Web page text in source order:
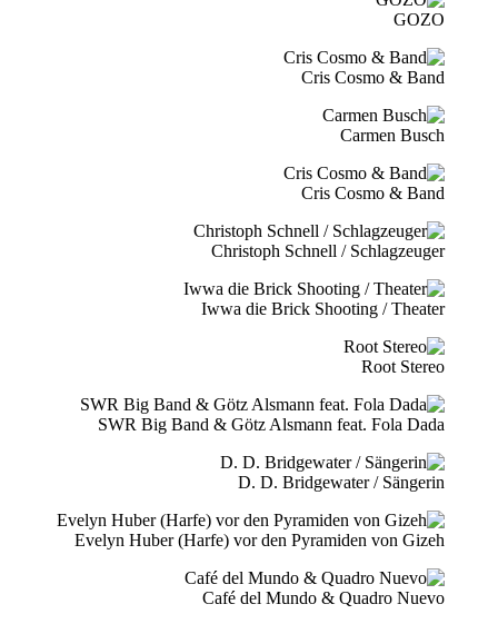
GOZO
Cris Cosmo & Band
Carmen Busch
Cris Cosmo & Band
Christoph Schnell / Schlagzeuger
Iwwa die Brick Shooting / Theater
Root Stereo
SWR Big Band & Götz Alsmann feat. Fola Dada
D. D. Bridgewater / Sängerin
Evelyn Huber (Harfe) vor den Pyramiden von Gizeh
Café del Mundo & Quadro Nuevo